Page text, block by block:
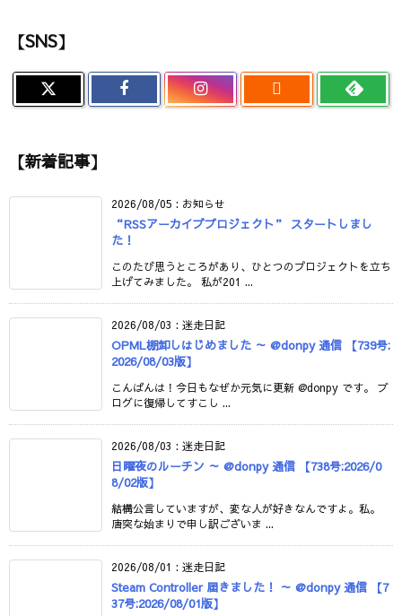
【SNS】

【新着記事】
2026/08/05 : お知らせ
“RSSアーカイブプロジェクト” スタートしまし
た！
このたび思うところがあり、ひとつのプロジェクトを立ち
上げてみました。 私が201 ...
2026/08/03 : 迷走日記
OPML棚卸しはじめました ～ @donpy 通信 【739号:
2026/08/03版】
こんばんは！今日もなぜか元気に更新 @donpy です。 ブ
ログに復帰してすこし ...
2026/08/03 : 迷走日記
日曜夜のルーチン ～ @donpy 通信 【738号:2026/0
8/02版】
結構公言していますが、変な人が好きなんですよ。私。
唐突な始まりで申し訳ございま ...
2026/08/01 : 迷走日記
Steam Controller 届きました！ ～ @donpy 通信 【7
37号:2026/08/01版】